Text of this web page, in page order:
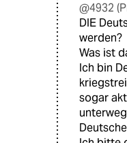
@4932
DIE
werden?
Was ist
Ich bin
sogar